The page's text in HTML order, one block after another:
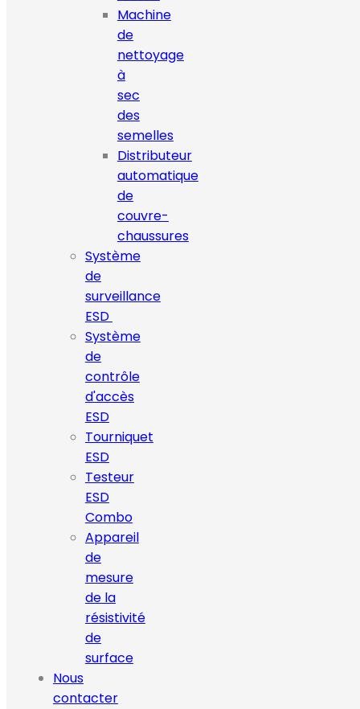
Machine
de
nettoyage
à
sec
des
semelles
Distributeur
automatique
de
couvre-
chaussures
Système
de
surveillance
ESD
Système
de
contrôle
d'accès
ESD
Tourniquet
ESD
Testeur
ESD
Combo
Appareil
de
mesure
de la
résistivité
de
surface
Nous
contacter